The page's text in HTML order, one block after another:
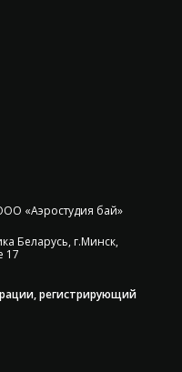
«Аэростудия бай»
Беларусь, г.Минск,
17
регистрирующий